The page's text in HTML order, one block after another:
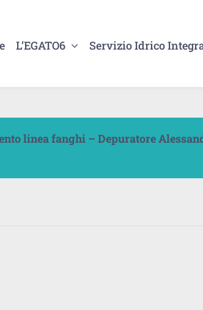
L’EGATO6 Servizio Idrico
linea fanghi – Depuratore